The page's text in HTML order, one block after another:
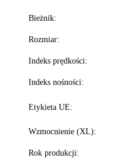
Bieżnik:
Rozmiar:
Indeks prędkości:
Indeks nośności:
Etykieta UE:
Wzmocnienie (XL):
Rok produkcji: